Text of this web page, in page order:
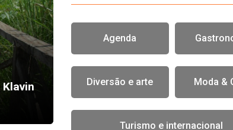
Klavin
Agenda
Diversão e arte Moda &
Turismo e internacional